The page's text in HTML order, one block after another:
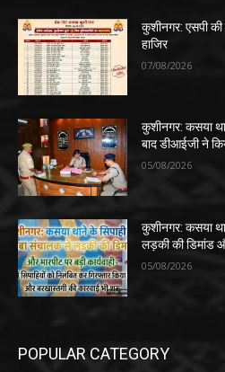
कुशीनगर: एसपी की
हाजिर
07/08/2026
कुशीनगर: कसया
बाद डीआईजी ने
05/08/2026
कुशीनगर: कसया
लड़की की डिमांड
05/08/2026
POPULAR CATEGORY